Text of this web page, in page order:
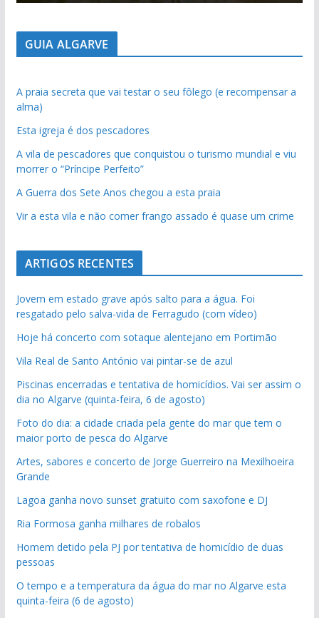
GUIA ALGARVE
A praia secreta que vai testar o seu fôlego (e recompensar a
alma)
Esta igreja é dos pescadores
A vila de pescadores que conquistou o turismo mundial e viu
morrer o “Príncipe Perfeito”
A Guerra dos Sete Anos chegou a esta praia
Vir a esta vila e não comer frango assado é quase um crime
ARTIGOS RECENTES
Jovem em estado grave após salto para a água. Foi
resgatado pelo salva-vida de Ferragudo (com vídeo)
Hoje há concerto com sotaque alentejano em Portimão
Vila Real de Santo António vai pintar-se de azul
Piscinas encerradas e tentativa de homicídios. Vai ser assim o
dia no Algarve (quinta-feira, 6 de agosto)
Foto do dia: a cidade criada pela gente do mar que tem o
maior porto de pesca do Algarve
Artes, sabores e concerto de Jorge Guerreiro na Mexilhoeira
Grande
Lagoa ganha novo sunset gratuito com saxofone e DJ
Ria Formosa ganha milhares de robalos
Homem detido pela PJ por tentativa de homicídio de duas
pessoas
O tempo e a temperatura da água do mar no Algarve esta
quinta-feira (6 de agosto)